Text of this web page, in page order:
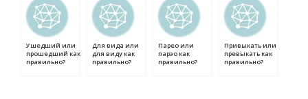
Ушедший или
прошедший как
правильно?
Для вида или
для виду как
правильно?
Парео или
парэо как
правильно?
Привыкать или
превыкать как
правильно?